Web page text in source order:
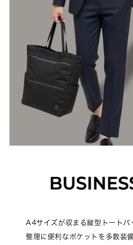
A4サイズが収まる縦型トートバ
整理に便利なポケットを多数装